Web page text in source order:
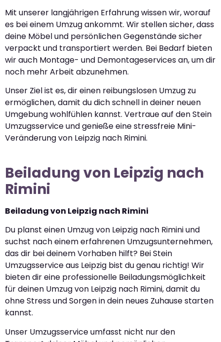
Mit unserer langjährigen Erfahrung wissen wir, worauf
es bei einem Umzug ankommt. Wir stellen sicher, dass
deine Möbel und persönlichen Gegenstände sicher
verpackt und transportiert werden. Bei Bedarf bieten
wir auch Montage- und Demontageservices an, um dir
noch mehr Arbeit abzunehmen.
Unser Ziel ist es, dir einen reibungslosen Umzug zu
ermöglichen, damit du dich schnell in deiner neuen
Umgebung wohlfühlen kannst. Vertraue auf den Stein
Umzugsservice und genieße eine stressfreie Mini-
Veränderung von Leipzig nach Rimini.
Beiladung von Leipzig nach
Rimini
Beiladung von Leipzig nach Rimini
Du planst einen Umzug von Leipzig nach Rimini und
suchst nach einem erfahrenen Umzugsunternehmen,
das dir bei deinem Vorhaben hilft? Bei Stein
Umzugsservice aus Leipzig bist du genau richtig! Wir
bieten dir eine professionelle Beiladungsmöglichkeit
für deinen Umzug von Leipzig nach Rimini, damit du
ohne Stress und Sorgen in dein neues Zuhause starten
kannst.
Unser Umzugsservice umfasst nicht nur den